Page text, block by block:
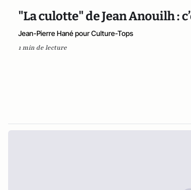
"La culotte" de Jean Anouilh :
Jean-Pierre Hané pour Culture-Tops
1 min de lecture